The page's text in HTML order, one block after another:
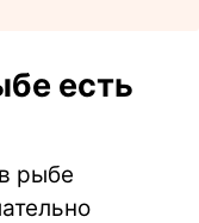
есть
рыбе